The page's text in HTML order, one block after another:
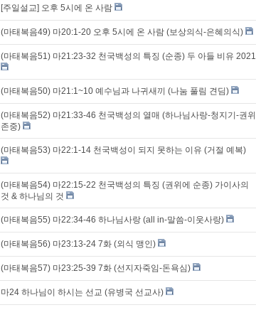
[주일설교] 오후 5시에 온 사람
(마태복음49) 마20:1-20 오후 5시에 온 사람 (보상의식-은혜의식)
(마태복음51) 마21:23-32 천국백성의 특징 (순종) 두 아들 비유 2021
(마태복음50) 마21:1~10 예수님과 나귀새끼 (나눔 풀림 견딤)
(마태복음52) 마21:33-46 천국백성의 열매 (하나님사랑-청지기-권위
존중)
(마태복음53) 마22:1-14 천국백성이 되지 못하는 이유 (거절 예복)
(마태복음54) 마22:15-22 천국백성의 특징 (권위에 순종) 가이사의
것 & 하나님의 것
(마태복음55) 마22:34-46 하나님사랑 (all in-말씀-이웃사랑)
(마태복음56) 마23:13-24 7화 (외식 맹인)
(마태복음57) 마23:25-39 7화 (선지자죽임-돈욕심)
마24 하나님이 하시는 선교 (유병국 선교사)